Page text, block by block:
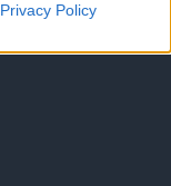
Privacy Policy